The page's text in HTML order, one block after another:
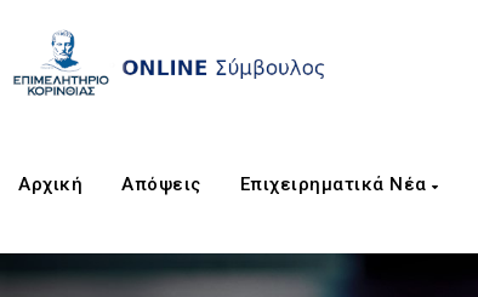
Αρχική Απόψεις Επιχειρηματικά Νέα